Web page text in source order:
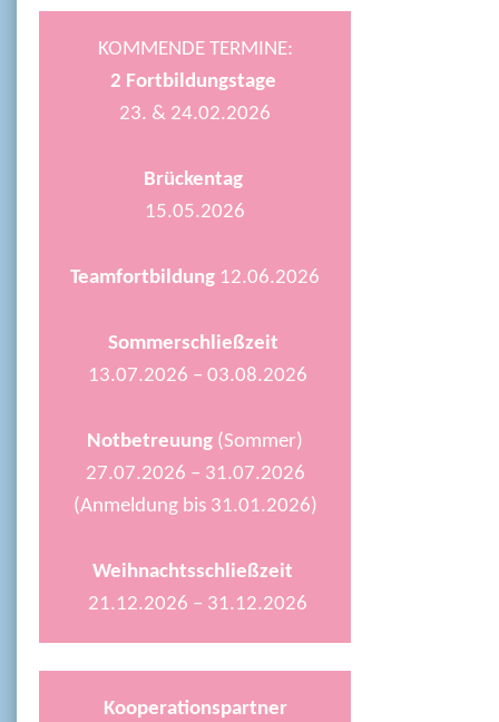
KOMMENDE TERMINE:
2 Fortbildungstage
23. & 24.02.2026
Brückentag
15.05.2026
Teamfortbildung 12.06.2026
Sommerschließzeit
13.07.2026 – 03.08.2026
Notbetreuung (Sommer)
27.07.2026 – 31.07.2026
(Anmeldung bis 31.01.2026)
Weihnachtsschließzeit
21.12.2026 – 31.12.2026
Kooperationspartner